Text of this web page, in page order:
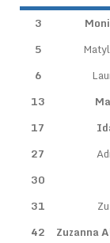
3
5
6
13
17
27
30
31
42
Zuzanna